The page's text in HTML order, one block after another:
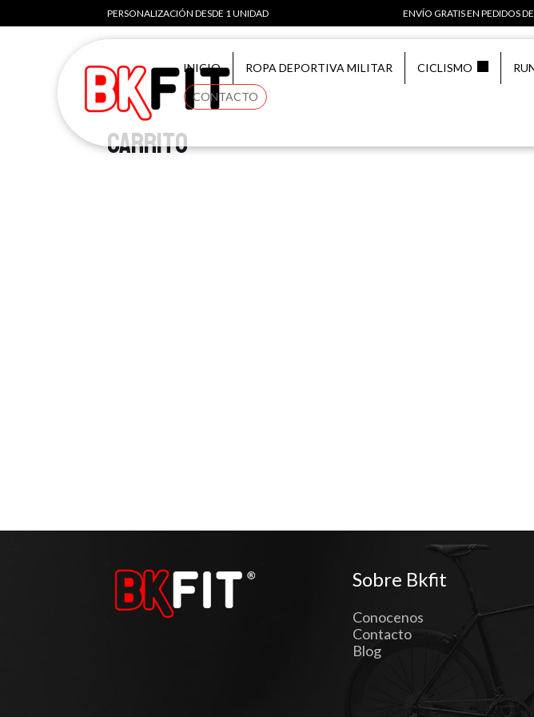
PERSONALIZACIÓN DESDE 1 UNIDAD ENVÍO GRATIS EN PEDIDOS
INICIO ROPA DEPORTIVA MILITAR CICLISMO
CONTACTO
Carrito
Sobre Bkfit
Conocenos
Contacto
Blog